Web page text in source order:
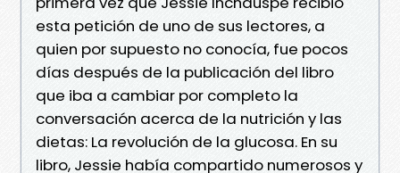
esta petición de uno de sus lectores, a
quien por supuesto no conocía, fue pocos
días después de la publicación del libro
que iba a cambiar por completo la
conversación acerca de la nutrición y las
dietas: La revolución de la glucosa. En su
libro, Jessie había compartido numerosos y